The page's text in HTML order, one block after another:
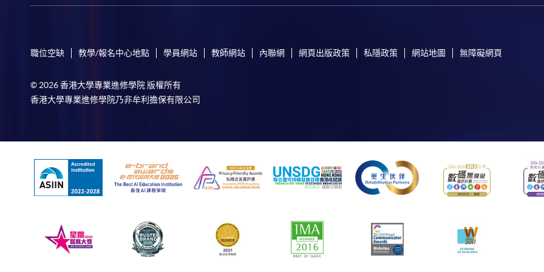
職位空缺 教學/報名中心地點 學員網站 教師網站 內聯網 網頁出版政策 私隱政策 網站地圖 無障礙網頁
© 2026 香港大學專業進修學院 版權所有
香港大學專業進修學院乃非牟利擔保有限公司